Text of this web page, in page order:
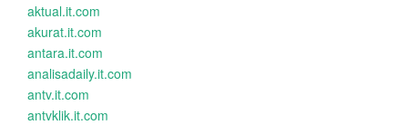
aktual.it.com
akurat.it.com
antara.it.com
analisadaily.it.com
antv.it.com
antvklik.it.com